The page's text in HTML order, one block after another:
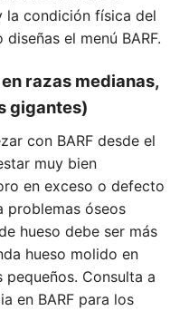
la condición física del
el menú BARF.
razas medianas,
gigantes)
con BARF desde el
muy bien
en exceso o defecto
problemas óseos
hueso debe ser más
hueso molido en
Consulta a
en BARF para los